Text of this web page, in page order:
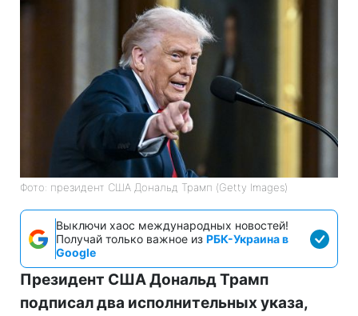
Фото: президент США Дональд Трамп (Getty Images)
Выключи хаос международных новостей!
Получай только важное из РБК-Украина в
Google
Президент США Дональд Трамп
подписал два исполнительных указа,